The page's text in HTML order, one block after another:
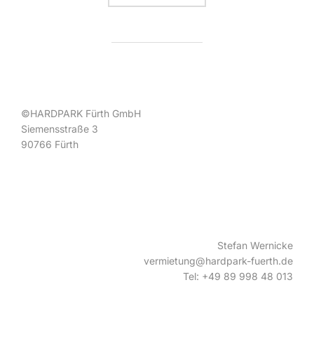
©HARDPARK Fürth GmbH
Siemensstraße 3
90766 Fürth
Stefan Wernicke
vermietung@hardpark-fuerth.de
Tel: +49 89 998 48 013